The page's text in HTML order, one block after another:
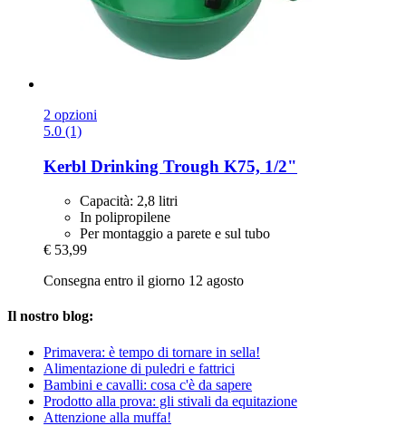
2 opzioni
5.0 (1)
Kerbl Drinking Trough K75, 1/2"
Capacità: 2,8 litri
In polipropilene
Per montaggio a parete e sul tubo
€ 53,99
Consegna entro il giorno 12 agosto
Il nostro blog:
Primavera: è tempo di tornare in sella!
Alimentazione di puledri e fattrici
Bambini e cavalli: cosa c'è da sapere
Prodotto alla prova: gli stivali da equitazione
Attenzione alla muffa!